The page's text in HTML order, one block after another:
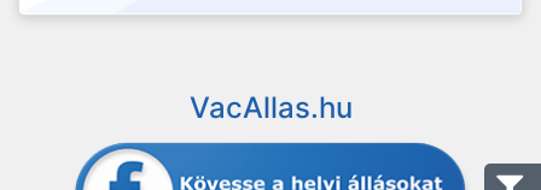
VacAllas.hu